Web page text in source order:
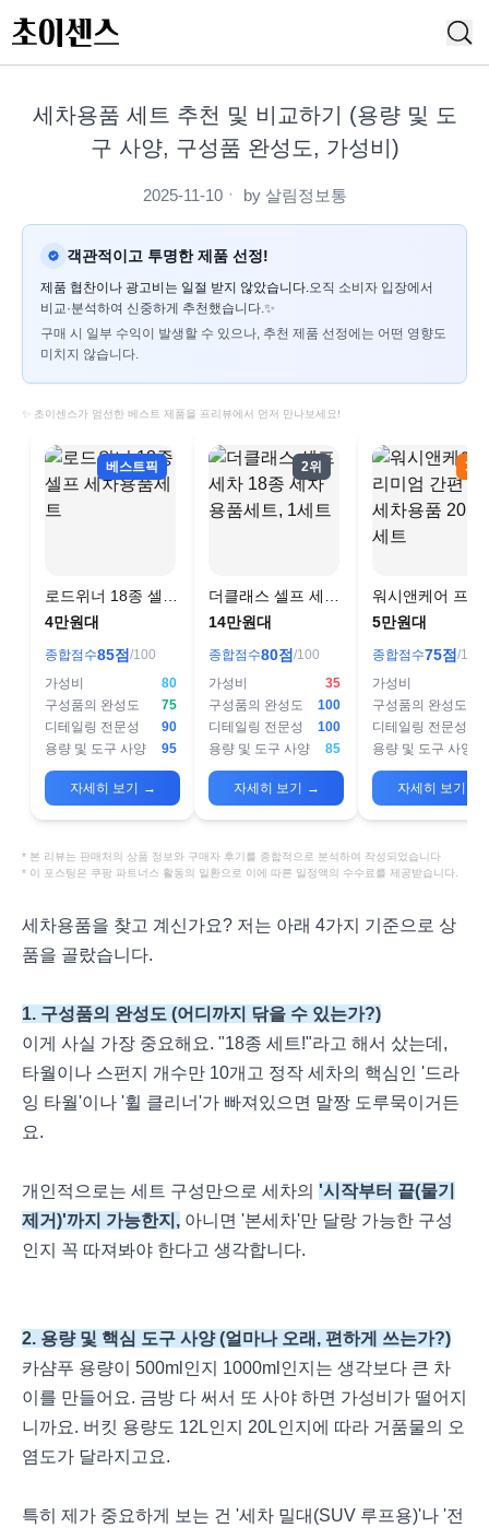
세차용품 세트 추천 및 비교하기 (용량 및 도
구 사양, 구성품 완성도, 가성비)
2025-11-10ㆍ by 살림정보통
객관적이고 투명한 제품 선정!
제품 협찬이나 광고비는 일절 받지 않았습니다.오직 소비자 입장에서
비교·분석하여 신중하게 추천했습니다.✨
구매 시 일부 수익이 발생할 수 있으나, 추천 제품 선정에는 어떤 영향도
미치지 않습니다.
✨ 초이센스가 엄선한 베스트 제품을 프리뷰에서 먼저 만나보세요!
베스트픽
로드위너 18종 셀프
세차용품세트
4만원대
종합점수85점 /100
가성비
80
구성품의 완성도
75
디테일링 전문성
90
용량 및 도구 사양
95
자세히 보기 →
2위
더클래스 셀프 세차
18종 세차용품세트,
14만원대
종합점수80점 /100
가성비
35
구성품의 완성도
100
디테일링 전문성
100
용량 및 도구 사양
85
자세히 보기 →
3위
워시앤케어 프리
엄 간편 셀프 세
5만원대
종합점수75점 /100
가성비
구성품의 완성도
디테일링 전문성
용량 및 도구 사양
자세히 보기
* 본 리뷰는 판매처의 상품 정보와 구매자 후기를 종합적으로 분석하여 작성되었습니다
* 이 포스팅은 쿠팡 파트너스 활동의 일환으로 이에 따른 일정액의 수수료를 제공받습니다.
세차용품을 찾고 계신가요? 저는 아래 4가지 기준으로 상
품을 골랐습니다.
1. 구성품의 완성도 (어디까지 닦을 수 있는가?)
이게 사실 가장 중요해요. "18종 세트!"라고 해서 샀는데,
타월이나 스펀지 개수만 10개고 정작 세차의 핵심인 '드라
잉 타월'이나 '휠 클리너'가 빠져있으면 말짱 도루묵이거든
요.
개인적으로는 세트 구성만으로 세차의 '시작부터 끝(물기
제거)'까지 가능한지, 아니면 '본세차'만 달랑 가능한 구성
인지 꼭 따져봐야 한다고 생각합니다.
2. 용량 및 핵심 도구 사양 (얼마나 오래, 편하게 쓰는가?)
카샴푸 용량이 500ml인지 1000ml인지는 생각보다 큰 차
이를 만들어요. 금방 다 써서 또 사야 하면 가성비가 떨어지
니까요. 버킷 용량도 12L인지 20L인지에 따라 거품물의 오
염도가 달라지고요.
특히 제가 중요하게 보는 건 '세차 밀대(SUV 루프용)'나 '전